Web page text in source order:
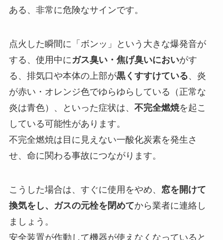
ある、非常に危険なサインです。
点火した瞬間に「ボンッ」という大きな爆発音が
する、使用中に ガス臭い・焦げ臭いにおいがす
る、排気口や本体の上部が黒くすすけている、炎
が赤い・オレンジ色でゆらゆらしている（正常な
炎は青色）、といった症状は、 不完全燃焼を起こ
している可能性があります。
不完全燃焼は目に見えない一酸化炭素を発生さ
せ、命に関わる事故につながります。
こうした場合は、すぐに使用をやめ、 窓を開けて
換気をし、ガスの元栓を閉めてから業者に連絡し
ましょう。
安全装置が作動して機器が使えなくなっていると